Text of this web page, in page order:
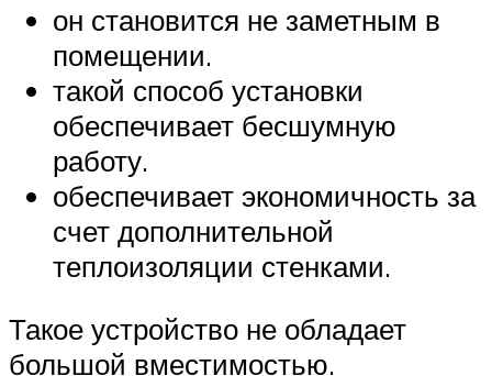
он становится не заметным в
помещении.
такой способ установки
обеспечивает бесшумную
работу.
обеспечивает экономичность за
счет дополнительной
теплоизоляции стенками.
Такое устройство не обладает
большой вместимостью.